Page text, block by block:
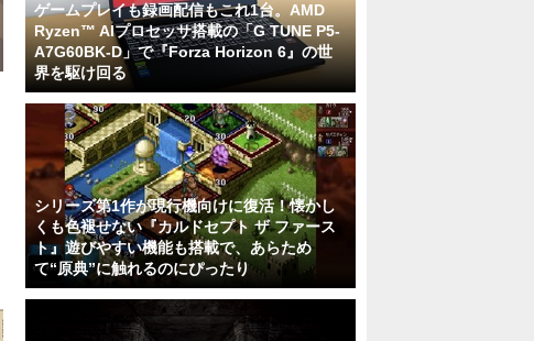
ゲームプレイも録画配信もこれ1台。AMD
Ryzen™ AIプロセッサ搭載の「G TUNE P5-
A7G60BK-D」で『Forza Horizon 6』の世
界を駆け回る
シリーズ第1作が現行機向けに復活！懐かし
くも色褪せない『カルドセプト ザ ファース
ト』遊びやすい機能も搭載で、あらため
て“原典”に触れるのにぴったり